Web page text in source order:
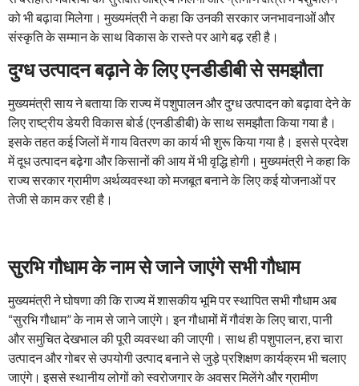
को भी बढ़ावा मिलेगा। मुख्यमंत्री ने कहा कि उनकी सरकार जनभावनाओं और
संस्कृति के सम्मान के साथ विकास के रास्ते पर आगे बढ़ रही है।
दुग्ध उत्पादन बढ़ाने के लिए एनडीडीबी से समझौता
मुख्यमंत्री साय ने बताया कि राज्य में पशुपालन और दुग्ध उत्पादन को बढ़ावा देने के
लिए राष्ट्रीय डेयरी विकास बोर्ड (एनडीडीबी) के साथ समझौता किया गया है।
इसके तहत कई जिलों में गाय वितरण का कार्य भी शुरू किया गया है। इससे प्रदेश
में दूध उत्पादन बढ़ेगा और किसानों की आय में भी वृद्धि होगी। मुख्यमंत्री ने कहा कि
राज्य सरकार ग्रामीण अर्थव्यवस्था को मजबूत बनाने के लिए कई योजनाओं पर
तेजी से काम कर रही है।
सुरभि गौधामके नाम से जाने जाएंगे सभी गौधाम
मुख्यमंत्री ने घोषणा की कि राज्य में शासकीय भूमि पर स्थापित सभी गौधाम अब
“सुरभि गौधाम” के नाम से जाने जाएंगे। इन गौधामों में गौवंश के लिए चारा, पानी
और समुचित देखभाल की पूरी व्यवस्था की जाएगी। साथ ही पशुपालन, हरा चारा
उत्पादन और गोबर से उपयोगी उत्पाद बनाने से जुड़े प्रशिक्षण कार्यक्रम भी चलाए
जाएंगे। इससे स्थानीय लोगों को स्वरोजगार के अवसर मिलेंगे और ग्रामीण